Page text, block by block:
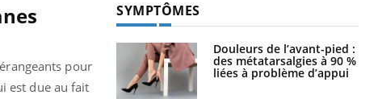
pour
est due au fait
SYMPTÔMES
Douleurs de l’avant-pied :
des métatarsalgies à 90 %
liées à problème d’appui